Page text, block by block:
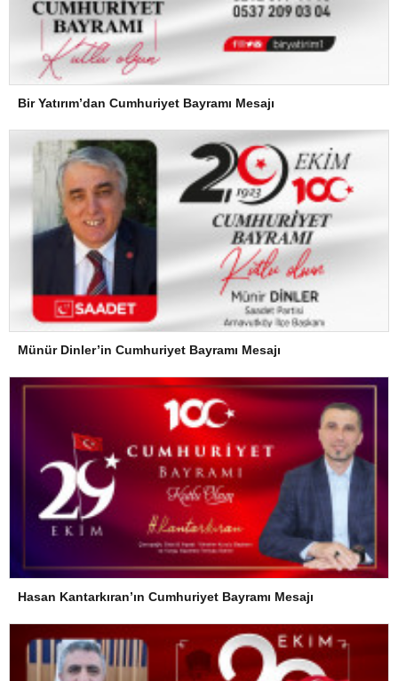
Bir Yatırım’dan Cumhuriyet Bayramı Mesajı
Münür Dinler’in Cumhuriyet Bayramı Mesajı
Hasan Kantarkıran’ın Cumhuriyet Bayramı Mesajı